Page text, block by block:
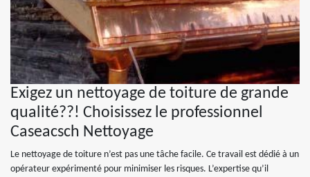
Exigez un nettoyage de toiture de grande
qualité??! Choisissez le professionnel
Caseacsch Nettoyage
Le nettoyage de toiture n’est pas une tâche facile. Ce travail est dédié à un
opérateur expérimenté pour minimiser les risques. L’expertise qu’il